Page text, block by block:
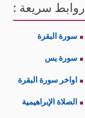
روابط سريعة :
سورة البقرة
سورة يس
اواخر سورة البقرة
الصلاة الإبراهيمية